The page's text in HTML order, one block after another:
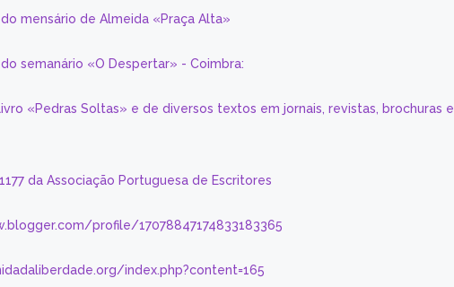
mensário de Almeida «Praça Alta»
semanário «O Despertar» - Coimbra:
«Pedras Soltas» e de diversos textos em jornais, revistas, brochuras e
da Associação Portuguesa de Escritores
profile/17078847174833183365
index.php?content=165